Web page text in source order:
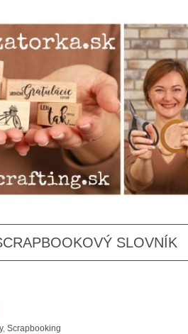
SKIP
SLOVNÍK
, Scrapbooking